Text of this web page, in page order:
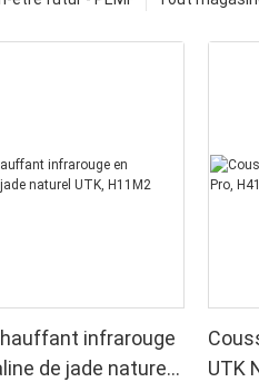
infrarouge
de jade naturel
UTK